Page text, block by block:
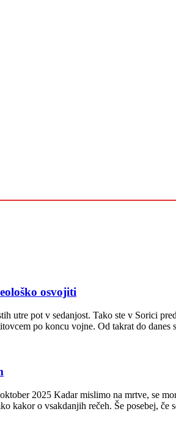
osvojiti
po koncu vojne. Od takrat do danes
povzpeti nad plitko
kakor o vsakdanjih rečeh. Še posebej, če